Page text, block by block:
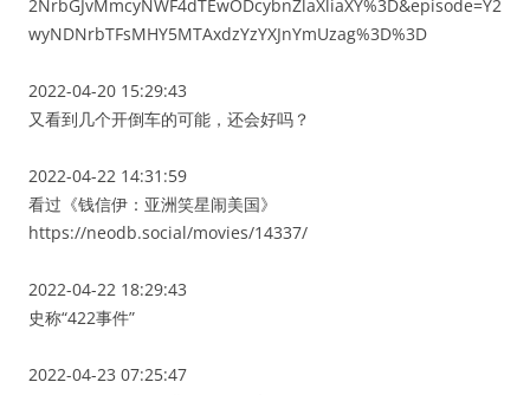
2NrbGJvMmcyNWF4dTEwODcybnZlaXliaXY%3D&episode=Y2
wyNDNrbTFsMHY5MTAxdzYzYXJnYmUzag%3D%3D
2022-04-20 15:29:43
又看到几个开倒车的可能，还会好吗？
2022-04-22 14:31:59
看过《钱信伊：亚洲笑星闹美国》
https://neodb.social/movies/14337/
2022-04-22 18:29:43
史称“422事件”
2022-04-23 07:25:47